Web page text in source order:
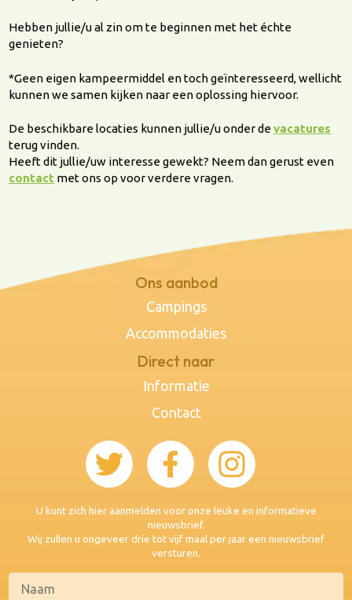
Hebben jullie/u al zin om te beginnen met het échte
genieten?
*Geen eigen kampeermiddel en toch geïnteresseerd, wellicht
kunnen we samen kijken naar een oplossing hiervoor.
De beschikbare locaties kunnen jullie/u onder devacatures
terug vinden.
Heeft dit jullie/uw interesse gewekt? Neem dan gerust even
contact met ons op voor verdere vragen.
Ons aanbod
Campings
Accommodaties
Direct naar
Informatie
Contact
U kunt zich hier aanmelden voor onze leuke en informatieve
nieuwsbrief.
Wij zullen u ongeveer drie tot vijf maal per jaar een nieuwsbrief
versturen.